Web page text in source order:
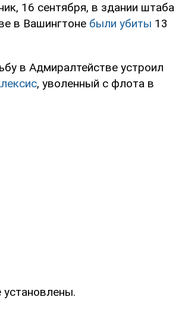
16 сентября, в здании штаба
в Вашингтоне были убиты 13
в Адмиралтействе устроил
, уволенный с флота в